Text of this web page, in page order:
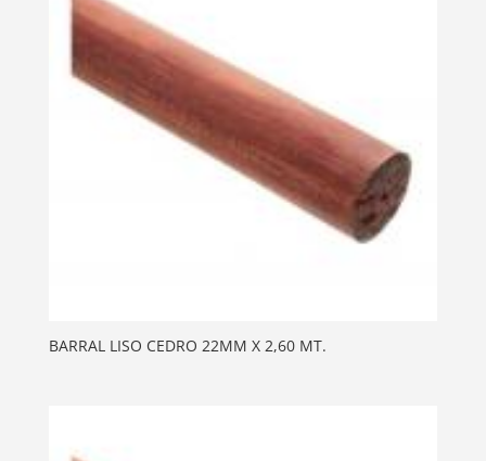
BARRAL LISO CEDRO 22MM X 2,60 MT.